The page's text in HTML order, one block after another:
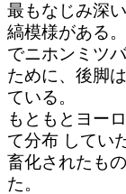
最もなじみ深
縞模様がある
でニホンミツ
ために、後脚
ている。
もともとヨー
て分布 してい
畜化されたも
た。